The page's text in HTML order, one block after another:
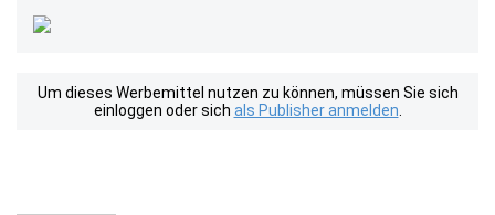
Um dieses Werbemittel nutzen zu können, müssen Sie sich
einloggen oder sich als Publisher anmelden